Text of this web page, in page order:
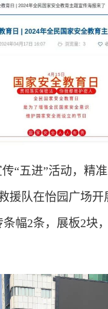
“五进”活动，精
援队在怡园广场开
幅2条，展板2块